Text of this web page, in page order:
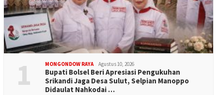
1 MONGONDOW RAYA Agustus 10, 2026
Bupati Bolsel Beri Apresiasi Pengukuhan
Srikandi Jaga Desa Sulut, Selpian Manoppo
Didaulat Nahkodai …